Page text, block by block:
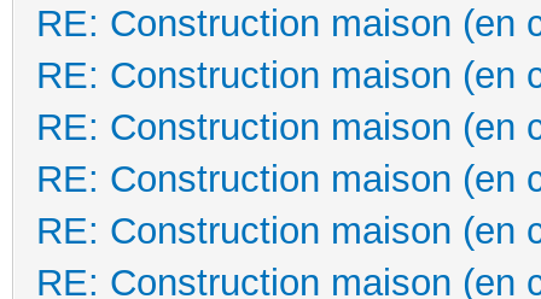
RE: Construction maison (en
RE: Construction maison (en
RE: Construction maison (en
RE: Construction maison (en
RE: Construction maison (en
RE: Construction maison (en